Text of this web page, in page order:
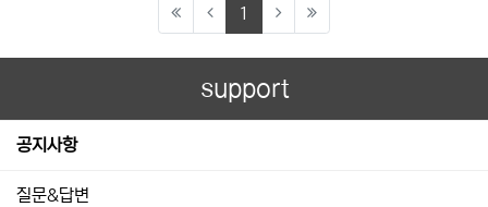
1 (current)
support
공지사항
질문&답변